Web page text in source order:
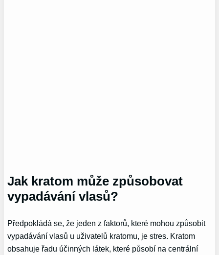
Jak kratom může způsobovat
vypadávání vlasů?
Předpokládá se, že jeden z faktorů, které mohou způsobit
vypadávání vlasů u uživatelů kratomu, je stres. Kratom
obsahuje řadu účinných látek, které působí na centrální